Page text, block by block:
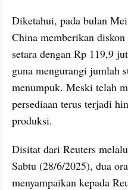
Diketahui, pada bulan
China memberikan
setara dengan Rp 119,9
guna mengurangi jumlah
menumpuk. Meski telah
persediaan terus terjadi
produksi.
Disitat dari Reuters
Sabtu (28/6/2025), dua
menyampaikan kepada